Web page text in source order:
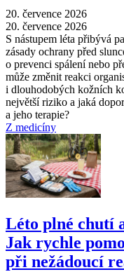
20. července 2026
20. července 2026
S nástupem léta přibývá
zásady ochrany před
o prevenci spálení nebo
může změnit reakci
i dlouhodobých kožních
největší riziko a jaká
a jeho terapie?
Z medicíny
Léto plné chutí
Jak rychle
při nežádoucí